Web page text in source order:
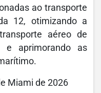
ao transporte
12, otimizando a
aéreo de
aprimorando as
Miami de 2026